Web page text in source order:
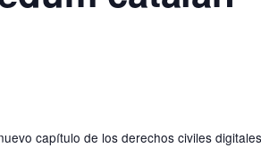
capítulo de los derechos civiles